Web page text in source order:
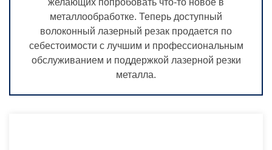
желающих попробовать что-то новое в
металлообработке. Теперь доступный
волоконный лазерный резак продается по
себестоимости с лучшим и профессиональным
обслуживанием и поддержкой лазерной резки
металла.